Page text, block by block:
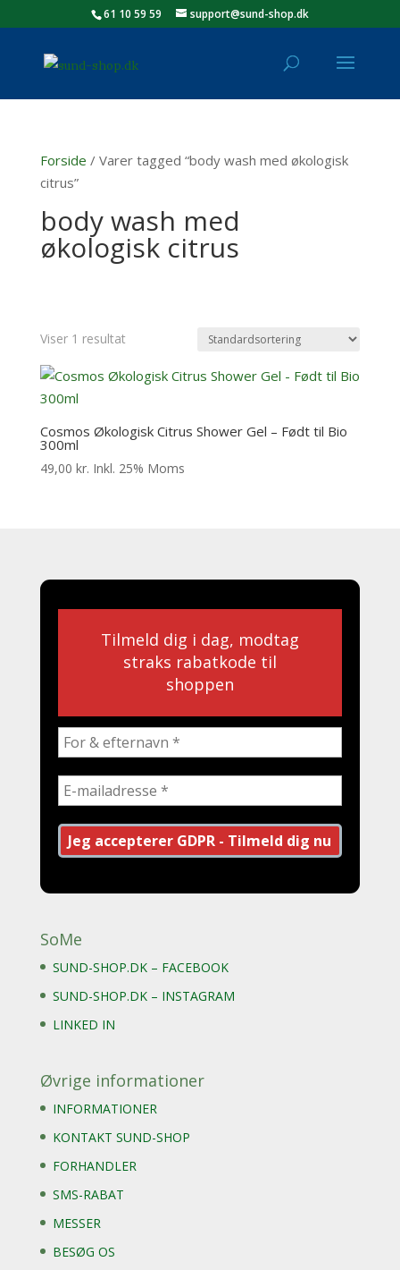
61 10 59 59 support@sund-shop.dk
Forside / Varer tagged “body wash med økologisk
citrus”
body wash med
økologisk citrus
Viser 1 resultat
Cosmos Økologisk Citrus Shower Gel – Født til Bio
300ml
49,00 kr. Inkl. 25% Moms
Tilmeld dig i dag, modtag
straks rabatkode til
shoppen
SoMe
SUND-SHOP.DK – FACEBOOK
SUND-SHOP.DK – INSTAGRAM
LINKED IN
Øvrige informationer
INFORMATIONER
KONTAKT SUND-SHOP
FORHANDLER
SMS-RABAT
MESSER
BESØG OS